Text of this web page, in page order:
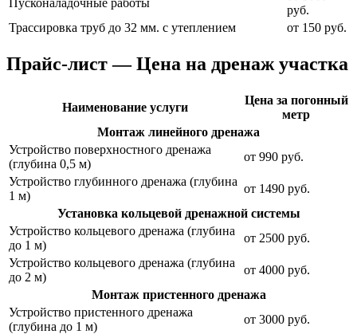
Пусконаладочные работы
руб.
Трассировка труб до 32 мм. с утеплением
от 150 руб.
Прайс-лист — Цена на дренаж участка
Наименование услуги
Цена за погонный
метр
Монтаж линейного дренажа
Устройство поверхностного дренажа
(глубина 0,5 м)
от 990 руб.
Устройство глубинного дренажа (глубина
1 м)
от 1490 руб.
Установка кольцевой дренажной системы
Устройство кольцевого дренажа (глубина
до 1 м)
от 2500 руб.
Устройство кольцевого дренажа (глубина
до 2 м)
от 4000 руб.
Монтаж пристенного дренажа
Устройство пристенного дренажа
(глубина до 1 м)
от 3000 руб.